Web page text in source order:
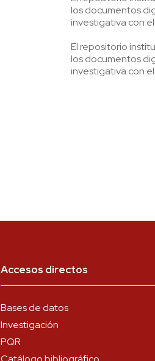
los documentos
investigativa con
El repositorio
los documentos
investigativa con
Accesos directos
Bases de datos
Investigación
PQR